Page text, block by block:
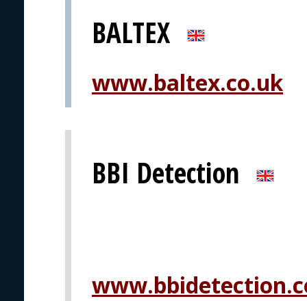
BALTEX
www.baltex.co.uk
BBI Detection